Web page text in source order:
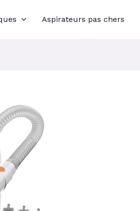
Aspirateurs pas chers